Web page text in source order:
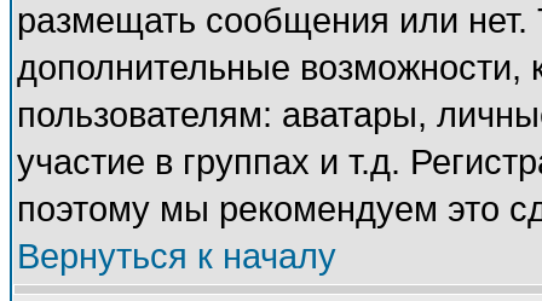
размещать сообщения или
дополнительные
пользователям: аватары,
участие в группах и т.д.
поэтому мы рекомендуем это
Вернуться к началу